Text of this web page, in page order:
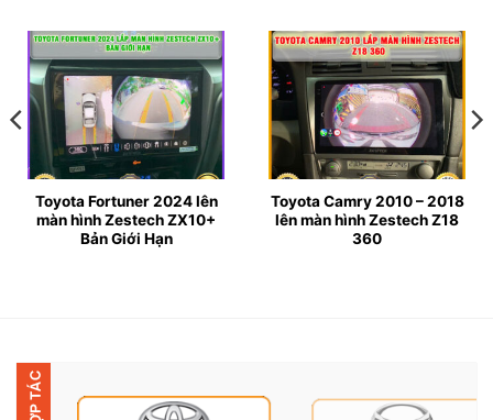
Fortuner 2016 được thực hiện nhanh chóng, không cắt
nối dây, giữ nguyên hệ thống điện zin của xe. Mặt
dưỡng theo xe giúp màn hình lắp vừa khít, đảm bảo
tính thẩm mỹ cao, không bị thô hay lệch so với bảng
taplo nguyên bản. Tất cả các chi tiết được hoàn thiện
▶ Thông số kỹ thuật:
● Hệ điều hành: Android 10
Toyota Fortuner 2024 lên
màn hình Zestech ZX10+
Bản Giới Hạn
Toyota Camry 2010 – 2018
lên màn hình Zestech Z18
360